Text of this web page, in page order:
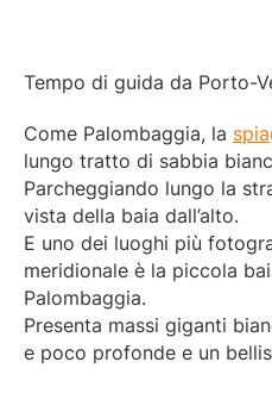
Tempo di guida da Porto-
Come Palombaggia, la
lungo tratto di sabbia
Parcheggiando lungo la
vista della baia dall’alto.
E uno dei luoghi più
meridionale è la piccola
Palombaggia.
Presenta massi giganti
e poco profonde e un